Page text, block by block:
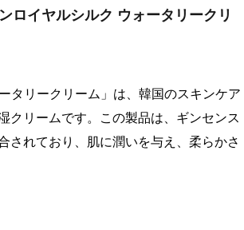
ロイヤルシルク ウォータリークリ
タリークリーム」は、韓国のスキンケア
クリームです。この製品は、ギンセンス
されており、肌に潤いを与え、柔らかさ